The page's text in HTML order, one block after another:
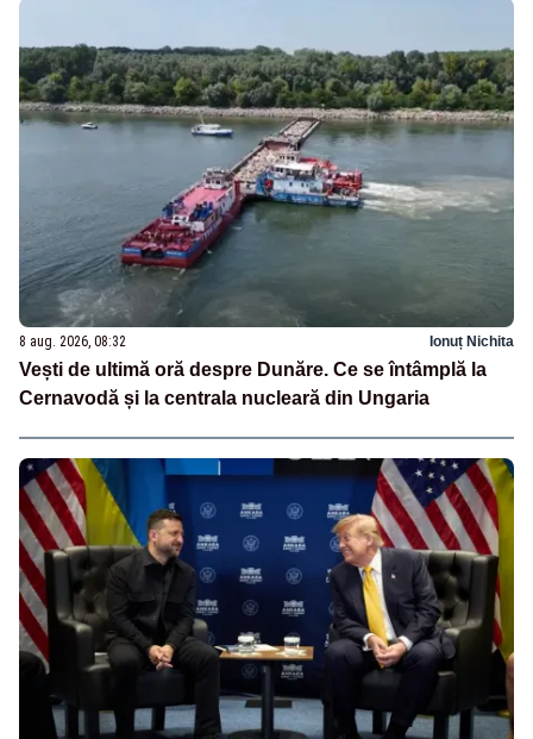
8 aug. 2026, 08:32 Ionuț Nichita
Vești de ultimă oră despre Dunăre. Ce se întâmplă la
Cernavodă și la centrala nucleară din Ungaria